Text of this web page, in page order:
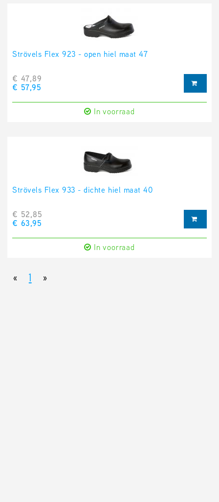
Strövels Flex 923 - open hiel maat 47
€ 47,89
€ 57,95
In voorraad
Strövels Flex 933 - dichte hiel maat 40
€ 52,85
€ 63,95
In voorraad
« 1 »